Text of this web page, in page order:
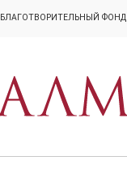
БЛАГОТВОРИТЕЛЬНЫЙ ФОНД